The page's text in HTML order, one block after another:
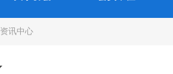
资讯中心